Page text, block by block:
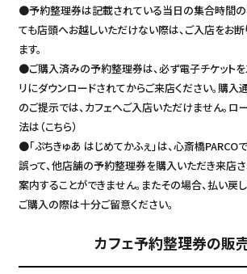
●予約整理券は記載されている当日の集合時間の
ても店頭へお越しいただけない際は、ご入店をお
ます。
●ご購入済みの予約整理券は、必ず電子チケット
リにダウンロードされてからご来店ください。購
のご提示では、カフェへご入店いただけません。ロ
法は（こちら）
●「ぷちきゅあ はじめてかふぇ」は、心斎橋PARCO
誤って、他店舗の予約整理券を購入いただき来店
案内することができません。またその場合、払い戻
ご購入の際は十分ご留意ください。
カフェ予約整理券の販